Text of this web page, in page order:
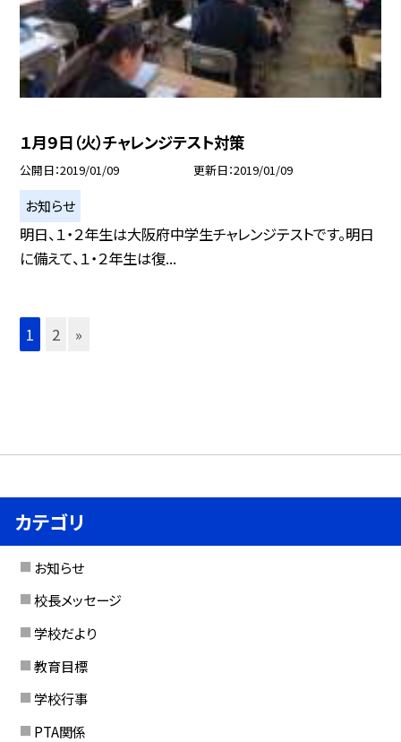
１月９日（火）チャレンジテスト対策
公開日 2019/01/09 更新日 2019/01/09
お知らせ
明日、１・２年生は大阪府中学生チャレンジテストです。明日
に備えて、１・２年生は復...
1 2 »
カテゴリ
お知らせ
校長メッセージ
学校だより
教育目標
学校行事
PTA関係